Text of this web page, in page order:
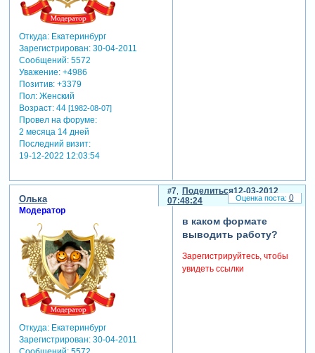
просто презентация то
нужно еще удалить
"имя_шоу.pxp"
Зарегистрируйтесь, чтобы
увидеть ссылки
отредактировано gauss (22-
11-2011 15:11:22)
Откуда:Екатеринбург
Зарегистрирован: 30-04-2011
Сообщений:5572
Уважение: +4986
Позитив: +3379
Пол:Женский
Возраст:44 [1982-08-07]
Провел на форуме:
2 месяца 14 дней
Последний визит:
19-12-2022 12:03:54
Поделиться
7
12-03-2012
07:48:24
Олька
Модератор
Откуда:Екатеринбург
Зарегистрирован: 30-04-2011
в каком формате
выводить работу?
Зарегистрируйтесь, чтобы
увидеть ссылки
0